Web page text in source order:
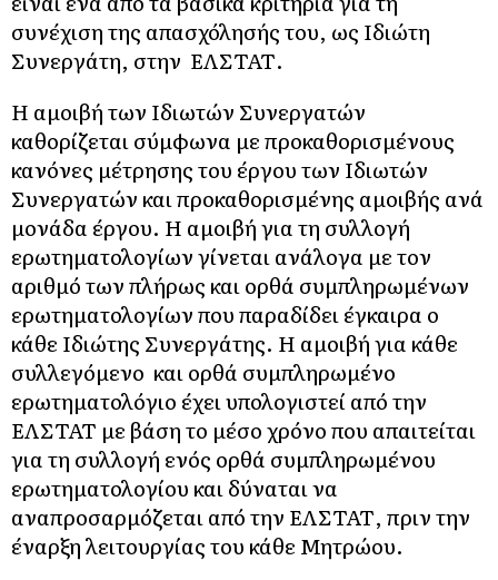
συνέχιση της απασχόλησής του, ως Ιδιώτη
Συνεργάτη, στην ΕΛΣΤΑΤ.
Η αμοιβή των Ιδιωτών Συνεργατών
καθορίζεται σύμφωνα με προκαθορισμένους
κανόνες μέτρησης του έργου των Ιδιωτών
Συνεργατών και προκαθορισμένης αμοιβής ανά
μονάδα έργου. Η αμοιβή για τη συλλογή
ερωτηματολογίων γίνεται ανάλογα με τον
αριθμό των πλήρως και ορθά συμπληρωμένων
ερωτηματολογίων που παραδίδει έγκαιρα ο
κάθε Ιδιώτης Συνεργάτης. Η αμοιβή για κάθε
συλλεγόμενο και ορθά συμπληρωμένο
ερωτηματολόγιο έχει υπολογιστεί από την
ΕΛΣΤΑΤ με βάση το μέσο χρόνο που απαιτείται
για τη συλλογή ενός ορθά συμπληρωμένου
ερωτηματολογίου και δύναται να
αναπροσαρμόζεται από την ΕΛΣΤΑΤ, πριν την
έναρξη λειτουργίας του κάθε Μητρώου.